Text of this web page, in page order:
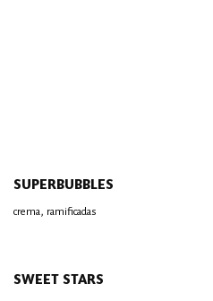
SUPERBUBBLES
crema, ramificadas
SWEET STARS